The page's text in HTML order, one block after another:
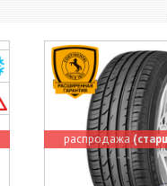
распродажа